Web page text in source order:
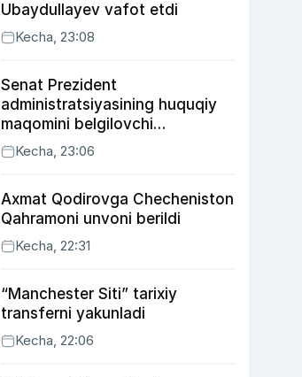
Ubaydullayev vafot etdi
Kecha, 23:08
Senat Prezident
administratsiyasining huquqiy
maqomini belgilovchi
konstitutsiyaviy qonunni
ma’qulladi
Kecha, 23:06
Axmat Qodirovga Checheniston
Qahramoni unvoni berildi
Kecha, 22:31
“Manchester Siti” tarixiy
transferni yakunladi
Kecha, 22:06